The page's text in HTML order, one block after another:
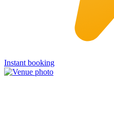
Instant booking